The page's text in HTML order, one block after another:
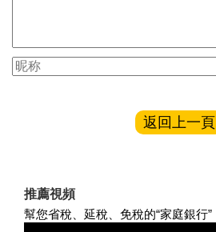
返回上一頁
推薦視頻
幫您省稅、延稅、免稅的“家庭銀行”